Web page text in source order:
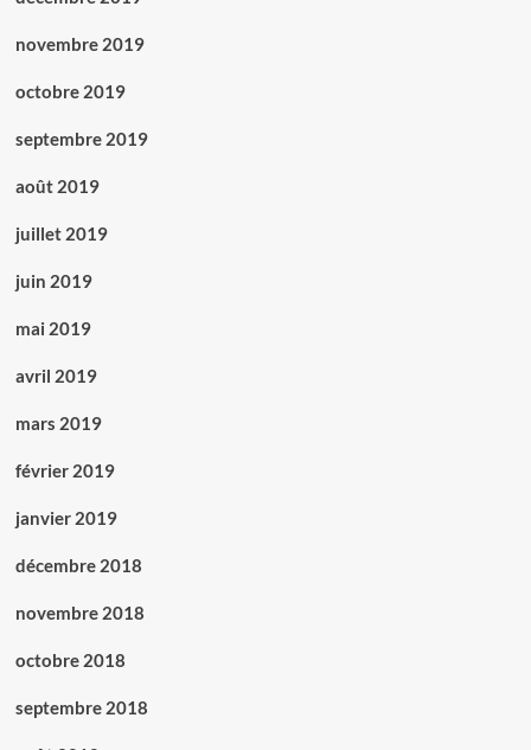
novembre 2019
octobre 2019
septembre 2019
août 2019
juillet 2019
juin 2019
mai 2019
avril 2019
mars 2019
février 2019
janvier 2019
décembre 2018
novembre 2018
octobre 2018
septembre 2018